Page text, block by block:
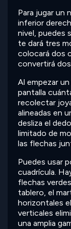
Para jugar un
inferior
nivel, puedes
te dará tres
colocará dos
convertirá
Al empezar
pantalla
recolectar
alineadas en
desliza el
limitado de
las flechas
Puedes usar
cuadrícula.
flechas
tablero, el
horizontales
verticales
una amplia